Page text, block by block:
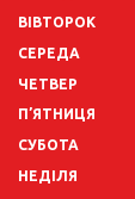
ВІВТОРОК
СЕРЕДА
ЧЕТВЕР
ПʼЯТНИЦЯ
СУБОТА
НЕДІЛЯ